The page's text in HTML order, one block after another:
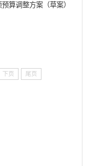
算调整方案（草案）
下页 尾页